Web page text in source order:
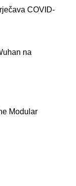
COVID-
na
Modular